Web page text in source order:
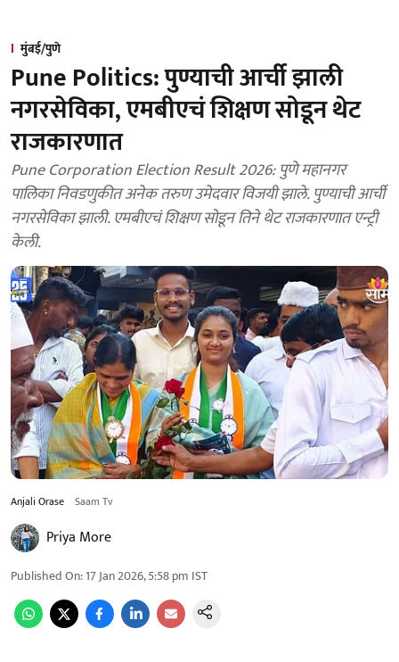
मुंबई/पुणे
Pune Politics: पुण्याची आर्ची झाली
नगरसेविका, एमबीएचं शिक्षण सोडून थेट
राजकारणात
Pune Corporation Election Result 2026: पुणे महानगर
पालिका निवडणुकीत अनेक तरुण उमेदवार विजयी झाले. पुण्याची आर्ची
नगरसेविका झाली. एमबीएचं शिक्षण सोडून तिने थेट राजकारणात एन्ट्री
केली.
Anjali Orase Saam Tv
Priya More
Published On:17 Jan 2026, 5:58 pm IST